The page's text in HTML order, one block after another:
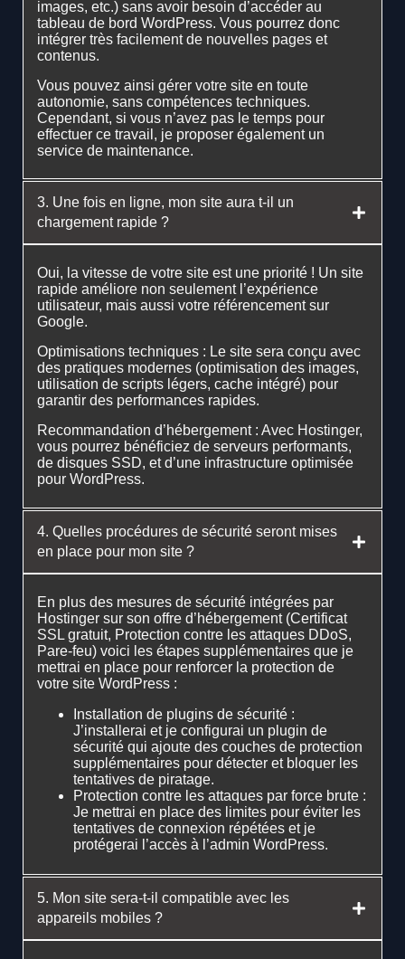
images, etc.) sans avoir besoin d’accéder au
tableau de bord WordPress. Vous pourrez donc
intégrer très facilement de nouvelles pages et
contenus.
Vous pouvez ainsi gérer votre site en toute
autonomie, sans compétences techniques.
Cependant, si vous n’avez pas le temps pour
effectuer ce travail, je proposer également un
service de maintenance.
3. Une fois en ligne, mon site aura t-il un
chargement rapide ?
Oui, la vitesse de votre site est une priorité ! Un site
rapide améliore non seulement l’expérience
utilisateur, mais aussi votre référencement sur
Google.
Optimisations techniques : Le site sera conçu avec
des pratiques modernes (optimisation des images,
utilisation de scripts légers, cache intégré) pour
garantir des performances rapides.
Recommandation d’hébergement : Avec Hostinger,
vous pourrez bénéficiez de serveurs performants,
de disques SSD, et d’une infrastructure optimisée
pour WordPress.
4. Quelles procédures de sécurité seront mises
en place pour mon site ?
En plus des mesures de sécurité intégrées par
Hostinger sur son offre d’hébergement (Certificat
SSL gratuit, Protection contre les attaques DDoS,
Pare-feu) voici les étapes supplémentaires que je
mettrai en place pour renforcer la protection de
votre site WordPress :
Installation de plugins de sécurité :
J’installerai et je configurai un plugin de
sécurité qui ajoute des couches de protection
supplémentaires pour détecter et bloquer les
tentatives de piratage.
Protection contre les attaques par force brute :
Je mettrai en place des limites pour éviter les
tentatives de connexion répétées et je
protégerai l’accès à l’admin WordPress.
5. Mon site sera-t-il compatible avec les
appareils mobiles ?